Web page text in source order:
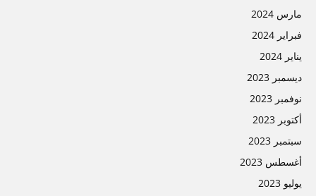
مارس 2024
فبراير 2024
يناير 2024
ديسمبر 2023
نوفمبر 2023
أكتوبر 2023
سبتمبر 2023
أغسطس 2023
يوليو 2023